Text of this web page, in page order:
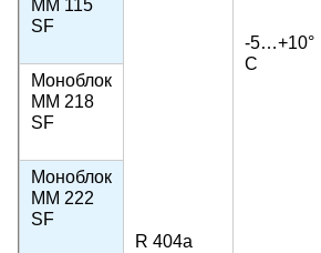
R 404a
-5…+10°
С
MM 115
SF
Моноблок
MM 218
SF
Моноблок
MM 222
SF